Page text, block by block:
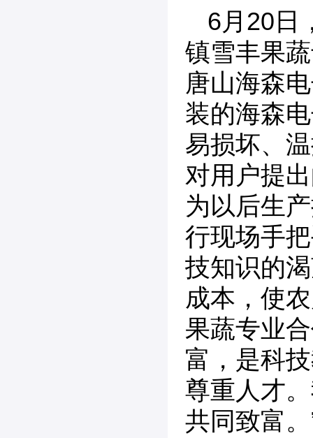
6月20日
镇雪丰果
唐山海森
装的海森
易损坏、
对用户提
为以后生
行现场手
技知识的
成本，使
果蔬专业
富，是科
尊重人才
共同致富。